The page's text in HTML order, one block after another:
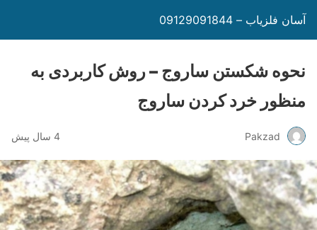
آسان فلزیاب – 09129091844
نحوه شکستن ساروج – روش کاربردی به
منظور خرد کردن ساروج
Pakzad 4 سال پیش